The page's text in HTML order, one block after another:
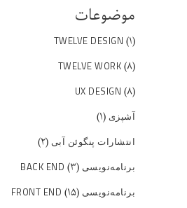
موضوعات
TWELVE DESIGN (۱)
TWELVE WORK (۸)
UX DESIGN (۸)
آشپزی (۱)
انتشارات پنگوئن آبی (۲)
برنامه‌نویسی BACK END (۳)
برنامه‌نویسی FRONT END (۱۵)